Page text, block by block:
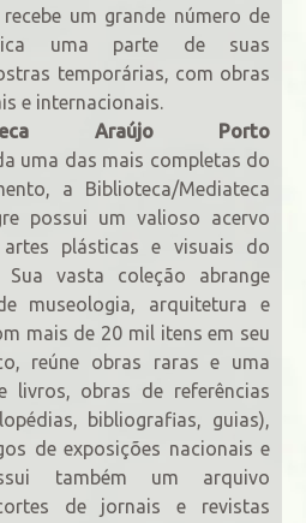
um grande número de
uma parte de suas
temporárias, com obras
e internacionais.
Araújo Porto
uma das mais completas do
a Biblioteca/Mediateca
possui um valioso acervo
artes plásticas e visuais do
vasta coleção abrange
museologia, arquitetura e
mais de 20 mil itens em seu
reúne obras raras e uma
livros, obras de referências
bibliografias, guias),
de exposições nacionais e
também um arquivo
de jornais e revistas